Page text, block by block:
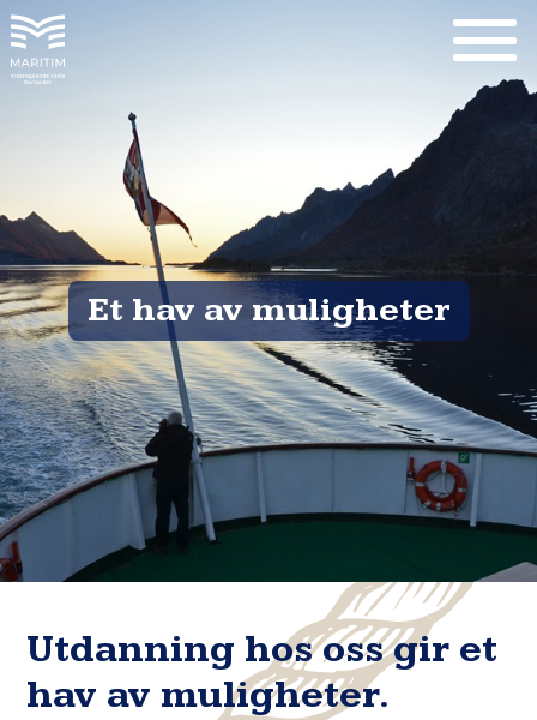
Et hav av muligheter
Utdanning hos oss gir et
hav av muligheter.